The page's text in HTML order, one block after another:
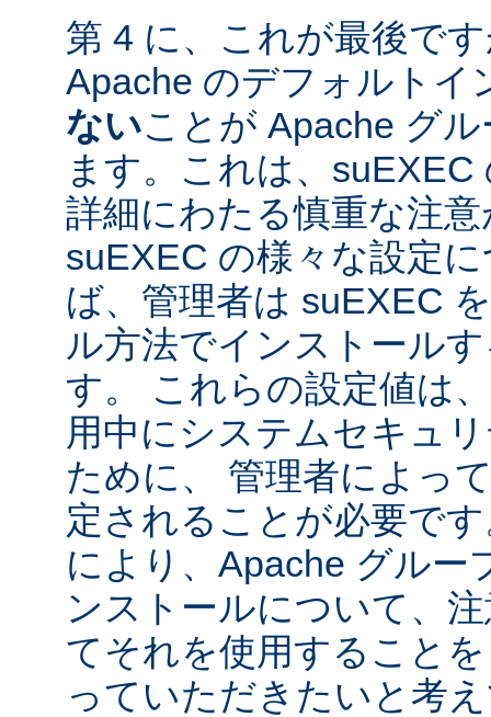
第 4 に、これが最後で
Apache のデフォルトイ
ないことが Apache グ
ます。これは、
詳細にわたる慎重な注
suEXEC の様々な設定
ば、管理者は suEXEC
ル方法でインストール
す。 これらの設定値は
用中にシステムセキュ
ために、 管理者によっ
定されることが必要で
により、Apache グルー
ンストールについて、
てそれを使用すること
っていただきたいと考